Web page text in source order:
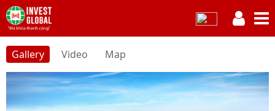
Gallery Video Map